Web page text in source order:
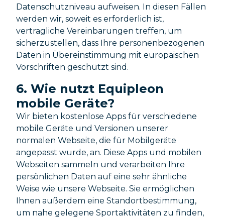
Datenschutzniveau aufweisen. In diesen Fällen
werden wir, soweit es erforderlich ist,
vertragliche Vereinbarungen treffen, um
sicherzustellen, dass Ihre personenbezogenen
Daten in Übereinstimmung mit europäischen
Vorschriften geschützt sind.
6. Wie nutzt Equipleon
mobile Geräte?
Wir bieten kostenlose Apps für verschiedene
mobile Geräte und Versionen unserer
normalen Webseite, die für Mobilgeräte
angepasst wurde, an. Diese Apps und mobilen
Webseiten sammeln und verarbeiten Ihre
persönlichen Daten auf eine sehr ähnliche
Weise wie unsere Webseite. Sie ermöglichen
Ihnen außerdem eine Standortbestimmung,
um nahe gelegene Sportaktivitäten zu finden,